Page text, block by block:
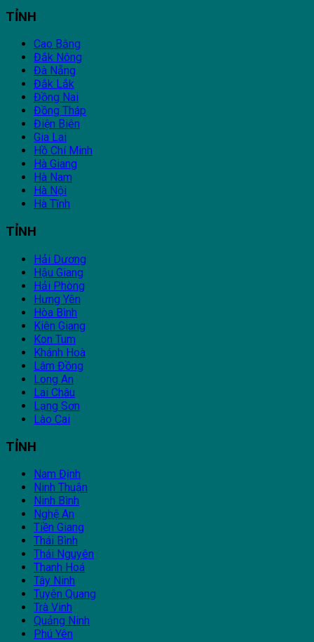
TỈNH
Cao Bằng
Đắk Nông
Đà Nẵng
Đắk Lắk
Đồng Nai
Đồng Tháp
Điện Biên
Gia Lai
Hồ Chí Minh
Hà Giang
Hà Nam
Hà Nội
Hà Tĩnh
TỈNH
Hải Dương
Hậu Giang
Hải Phòng
Hưng Yên
Hòa Bình
Kiên Giang
Kon Tum
Khánh Hoà
Lâm Đồng
Long An
Lai Châu
Lạng Sơn
Lào Cai
TỈNH
Nam Định
Ninh Thuận
Ninh Bình
Nghệ An
Tiền Giang
Thái Bình
Thái Nguyên
Thanh Hoá
Tây Ninh
Tuyên Quang
Trà Vinh
Quảng Ninh
Phú Yên